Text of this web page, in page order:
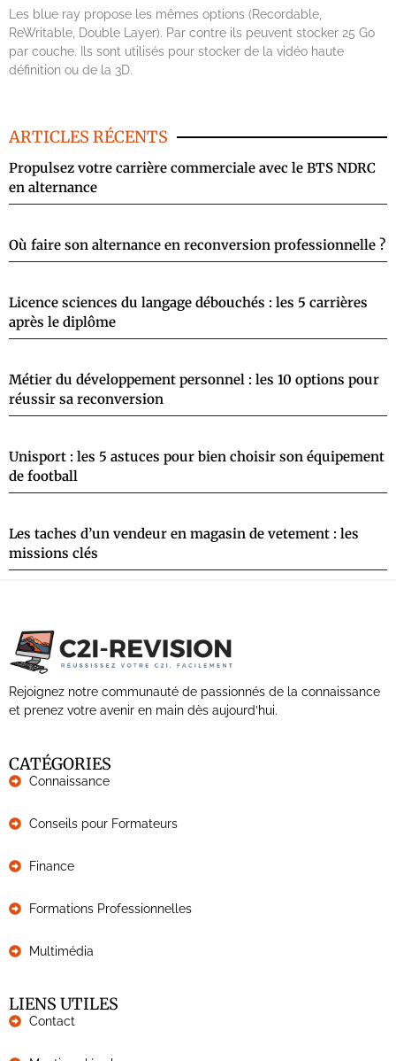
Les blue ray propose les mêmes options (Recordable,
ReWritable, Double Layer). Par contre ils peuvent stocker 25 Go
par couche. Ils sont utilisés pour stocker de la vidéo haute
définition ou de la 3D.
ARTICLES RÉCENTS
Propulsez votre carrière commerciale avec le BTS NDRC
en alternance
Où faire son alternance en reconversion professionnelle ?
Licence sciences du langage débouchés : les 5 carrières
après le diplôme
Métier du développement personnel : les 10 options pour
réussir sa reconversion
Unisport : les 5 astuces pour bien choisir son équipement
de football
Les taches d’un vendeur en magasin de vetement : les
missions clés
Rejoignez notre communauté de passionnés de la connaissance
et prenez votre avenir en main dès aujourd’hui.
CATÉGORIES
Connaissance
Conseils pour Formateurs
Finance
Formations Professionnelles
Multimédia
LIENS UTILES
Contact